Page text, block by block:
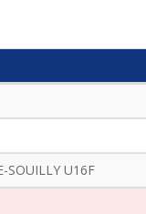
SOUILLY U16F